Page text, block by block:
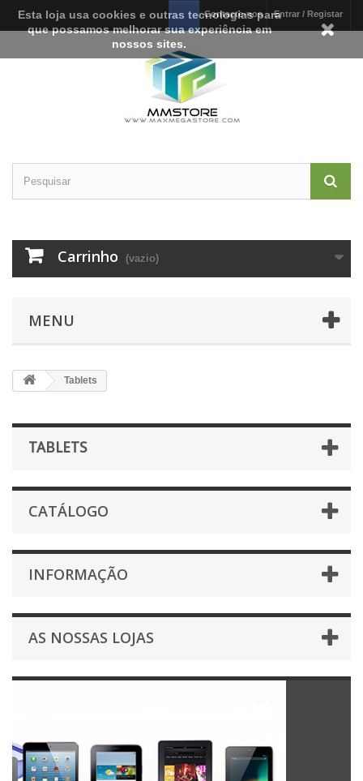
Entrar / Registar
Contacte-nos
Carrinho (vazio)
MENU
Tablets
TABLETS
CATÁLOGO
INFORMAÇÃO
AS NOSSAS LOJAS
Esta loja usa cookies e outras tecnologias para
que possamos melhorar sua experiência em
nossos sites.